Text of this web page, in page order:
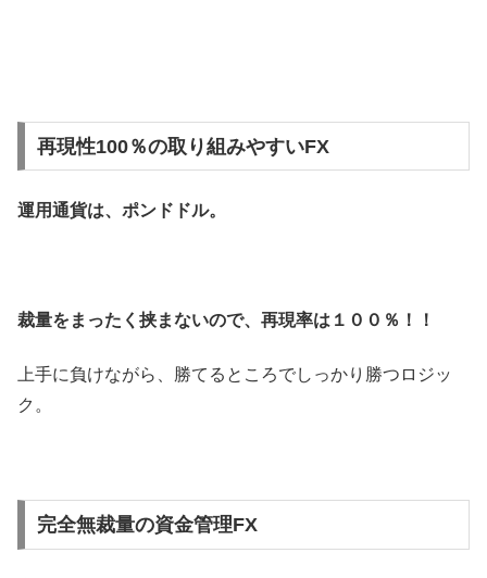
再現性100％の取り組みやすいFX
運用通貨は、ポンドドル。
裁量をまったく挟まないので、再現率は１００％！！
上手に負けながら、勝てるところでしっかり勝つロジッ
ク。
完全無裁量の資金管理FX